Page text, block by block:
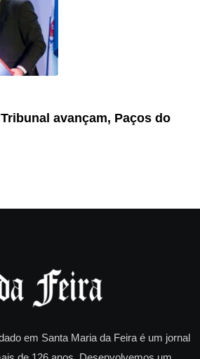
avançam, Paços do
em Santa Maria da Feira é um jornal